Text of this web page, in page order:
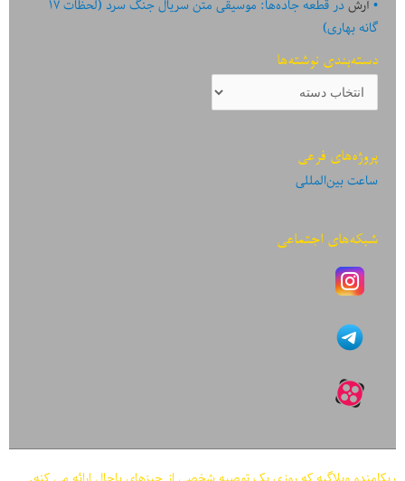
آرشدر
قطعه جاده‌ها: موسیقی متن سریال جنگ سرد (لحظات ۱۷
گانه بهاری)
دسته‌بندی نوشته‌ها
دسته‌بندی
نوشته‌ها
پروژه‌های فرعی
ساعت بین‌المللی
شبکه‌های اجتماعی